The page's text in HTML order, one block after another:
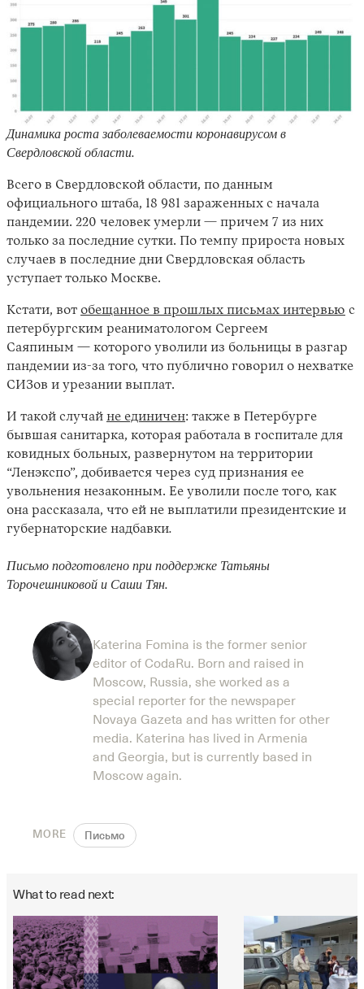
Динамика роста заболеваемости коронавирусом в
Свердловской области.
Всего в Свердловской области, по данным
официального штаба, 18 981 зараженных с начала
пандемии. 220 человек умерли — причем 7 из них
только за последние сутки. По темпу прироста новых
случаев в последние дни Свердловская область
уступает только Москве.
Кстати, вот обещанное в прошлых письмах интервью с
петербургским реаниматологом Сергеем
Саяпиным — которого уволили из больницы в разгар
пандемии из-за того, что публично говорил о нехватке
СИЗов и урезании выплат.
И такой случай не единичен: также в Петербурге
бывшая санитарка, которая работала в госпитале для
ковидных больных, развернутом на территории
“Ленэкспо”, добивается через суд признания ее
увольнения незаконным. Ее уволили после того, как
она рассказала, что ей не выплатили президентские и
губернаторские надбавки.
Письмо подготовлено при поддержке Татьяны
Торочешниковой и Саши Тян.
Katerina Fomina is the former senior
editor of CodaRu. Born and raised in
Moscow, Russia, she worked as a
special reporter for the newspaper
Novaya Gazeta and has written for other
media. Katerina has lived in Armenia
and Georgia, but is currently based in
Moscow again.
MORE Письмо
What to read next: